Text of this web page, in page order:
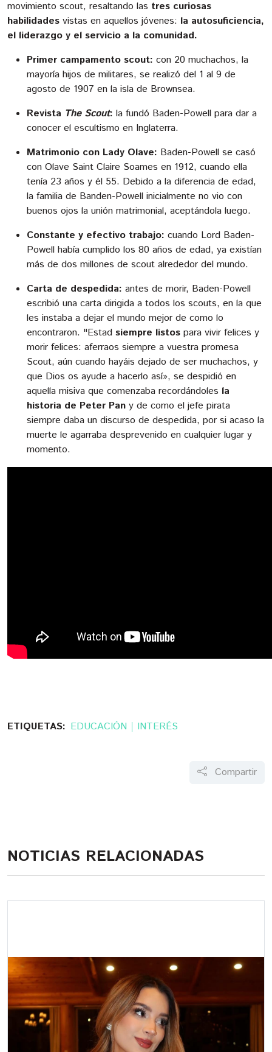
movimiento scout, resaltando las tres curiosas
habilidades vistas en aquellos jóvenes: la autosuficiencia,
el liderazgo y el servicio a la comunidad.
Primer campamento scout: con 20 muchachos, la
mayoría hijos de militares, se realizó del 1 al 9 de
agosto de 1907 en la isla de Brownsea.
Revista The Scout: la fundó Baden-Powell para dar a
conocer el escultismo en Inglaterra.
Matrimonio con Lady Olave: Baden-Powell se casó
con Olave Saint Claire Soames en 1912, cuando ella
tenía 23 años y él 55. Debido a la diferencia de edad,
la familia de Banden-Powell inicialmente no vio con
buenos ojos la unión matrimonial, aceptándola luego.
Constante y efectivo trabajo: cuando Lord Baden-
Powell había cumplido los 80 años de edad, ya existían
más de dos millones de scout alrededor del mundo.
Carta de despedida: antes de morir, Baden-Powell
escribió una carta dirigida a todos los scouts, en la que
les instaba a dejar el mundo mejor de como lo
encontraron. "Estad siempre listos para vivir felices y
morir felices: aferraos siempre a vuestra promesa
Scout, aún cuando hayáis dejado de ser muchachos, y
que Dios os ayude a hacerlo así», se despidió en
aquella misiva que comenzaba recordándoles la
historia de Peter Pan y de como el jefe pirata
siempre daba un discurso de despedida, por si acaso la
muerte le agarraba desprevenido en cualquier lugar y
momento.
ETIQUETAS: EDUCACIÓN INTERÉS
Compartir
NOTICIAS RELACIONADAS